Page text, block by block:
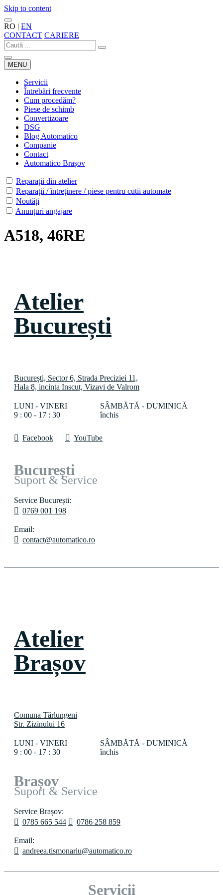
Skip to content
RO | EN
CONTACT CARIERE
MENU
Servicii
Întrebări frecvente
Cum procedăm?
Piese de schimb
Convertizoare
DSG
Blog Automatico
Companie
Contact
Automatico Brașov
Reparații din atelier
Reparații / întreținere / piese pentru cutii automate
Noutăți
Anunțuri angajare
A518, 46RE
Atelier
București
București, Sector 6, Strada Preciziei 11,
Hala 8, incinta Inscut, Vizavi de Valrom
LUNI - VINERI
9 : 00 - 17 : 30
SÂMBĂTĂ - DUMINICĂ
închis
Facebook YouTube
București
Suport & Service
Service București:
0769 001 198
Email:
contact@automatico.ro
Atelier
Brașov
Comuna Tărlungeni
Str. Zizinului 16
LUNI - VINERI
9 : 00 - 17 : 30
SÂMBĂTĂ - DUMINICĂ
închis
Brașov
Suport & Service
Service Brașov:
0785 665 544
0786 258 859
Email:
andreea.tismonariu@automatico.ro
Servicii